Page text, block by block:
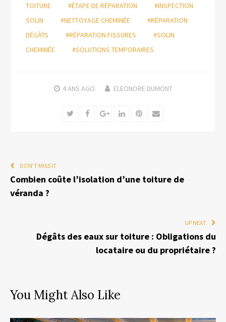
TOITURE
#ÉTAPE DE RÉPARATION
#INSPECTION
SOLIN
#NETTOYAGE CHEMINÉE
#RÉPARATION
DÉGÂTS
#RÉPARATION FISSURES
#SOLIN
CHEMINÉE
#SOLUTIONS TEMPORAIRES
4 ANS AGO ELEONORE DUMONT
TwitterFacebookGoogle+LinkedInPinterest
Email
DON'T MISS IT
Combien coûte l’isolation d’une toiture de
véranda ?
UP NEXT
Dégâts des eaux sur toiture : Obligations du
locataire ou du propriétaire ?
You Might Also Like